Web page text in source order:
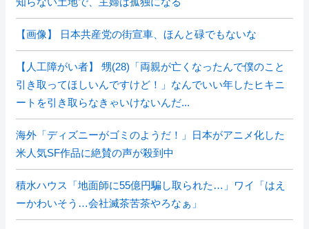
【画像】 日本共産党の街宣車、ほんと碌でもないな
【人工障がい者】 甥(28)「両親が亡くなったんで僕のこと
引き取ってほしいんですけど！」なんでいい年したヒキニ
ートを引き取らなきゃいけないんだ...
海外「ディズニーがゴミのようだ！」日本がアニメ化した
米人気SF作品に絶賛の声が殺到中
積水ハウス「地面師に55億円騙し取られた…」ワイ「はえ
ーかわいそう…会社滅茶苦茶やろなぁ」